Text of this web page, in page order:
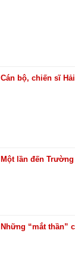
Cán bộ, chiến sĩ
Một lần đến Trường
Những “mắt thần”